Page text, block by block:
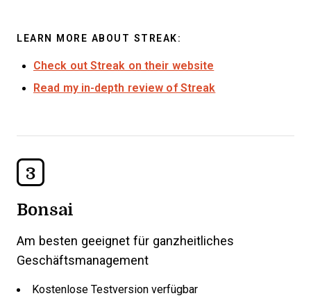
LEARN MORE ABOUT STREAK:
Check out Streak on their website
Read my in-depth review of Streak
3
Bonsai
Am besten geeignet für ganzheitliches
Geschäftsmanagement
Kostenlose Testversion verfügbar